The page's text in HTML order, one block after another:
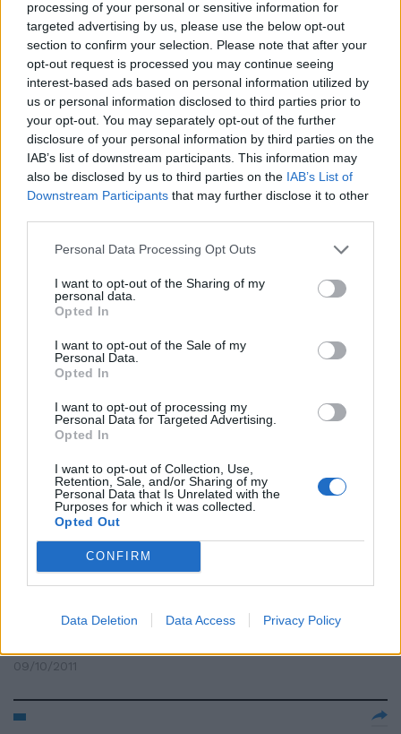
processing of your personal or sensitive information for
targeted advertising by us, please use the below opt-out
section to confirm your selection. Please note that after your
opt-out request is processed you may continue seeing
interest-based ads based on personal information utilized by
us or personal information disclosed to third parties prior to
your opt-out. You may separately opt-out of the further
disclosure of your personal information by third parties on the
IAB’s list of downstream participants. This information may
also be disclosed by us to third parties on the IAB’s List of
Downstream Participants that may further disclose it to other
Personal Data Processing Opt Outs
I want to opt-out of the Sharing of my
personal data.
Opted In
I want to opt-out of the Sale of my
Personal Data.
Opted In
I want to opt-out of processing my
Personal Data for Targeted Advertising.
Opted In
I want to opt-out of Collection, Use,
Retention, Sale, and/or Sharing of my
Personal Data that Is Unrelated with the
Purposes for which it was collected.
Opted Out
CONFIRM
Data Deletion Data Access Privacy Policy
24/12/2011
Standard & Poor's taglia il rating
di Acea a lungo termine
portandolo ad A-, dal
precedente A, e a breve termine
portandolo ad A-2, dal
precedente A-1.
11/12/2011
"Senza riforme danni gravi"
Paolo Chiarini nell'abisso del
Secolo Breve
IN BREVE
09/10/2011